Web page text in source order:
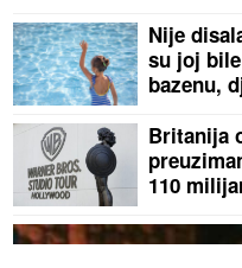
Nije
su joj
bazenu,
Britanija
110